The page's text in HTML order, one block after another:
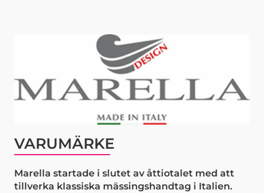
VARUMÄRKE
Marella startade i slutet av åttiotalet med att
tillverka klassiska mässingshandtag i Italien.